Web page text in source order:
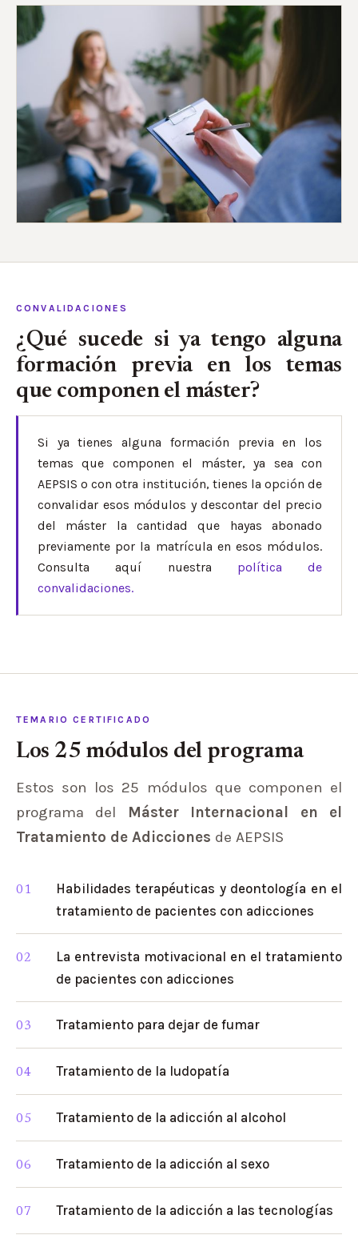
CONVALIDACIONES
¿Qué sucede si ya tengo alguna
formación previa en los temas
que componen el máster?
Si ya tienes alguna formación previa en los
temas que componen el máster, ya sea con
AEPSIS o con otra institución, tienes la opción de
convalidar esos módulos y descontar del precio
del máster la cantidad que hayas abonado
previamente por la matrícula en esos módulos.
Consulta aquí nuestra política de
convalidaciones.
TEMARIO CERTIFICADO
Los 25 módulos del programa
Estos son los 25 módulos que componen el
programa del Máster Internacional en el
Tratamiento de Adicciones de AEPSIS
Habilidades terapéuticas y deontología en el
tratamiento de pacientes con adicciones
La entrevista motivacional en el tratamiento
de pacientes con adicciones
Tratamiento para dejar de fumar
Tratamiento de la ludopatía
Tratamiento de la adicción al alcohol
Tratamiento de la adicción al sexo
Tratamiento de la adicción a las tecnologías